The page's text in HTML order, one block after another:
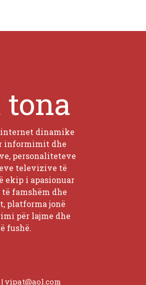
internet dinamike
informimit dhe
personaliteteve
televizive të
ekip i apasionuar
famshëm dhe
platforma jonë
për lajme dhe
fushë.
vipat@aol.com